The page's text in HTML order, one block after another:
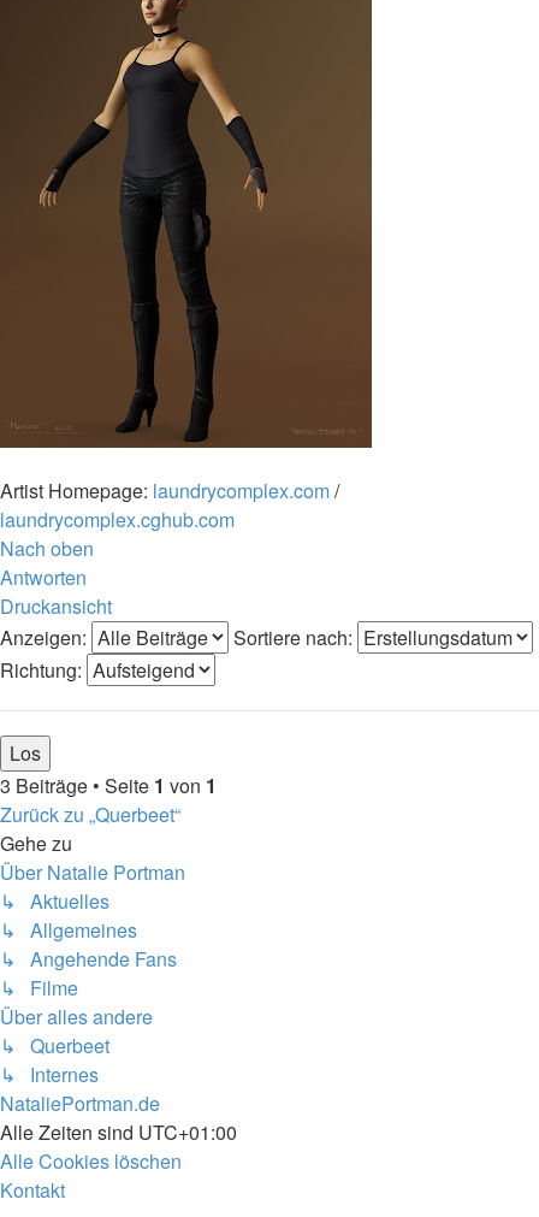
Artist Homepage: laundrycomplex.com/
laundrycomplex.cghub.com
Nach oben
Antworten
Druckansicht
Anzeigen:
Sortiere nach:
Richtung:
3 Beiträge • Seite 1 von 1
Zurück zu „Querbeet“
Gehe zu
Über Natalie Portman
↳ Aktuelles
↳ Allgemeines
↳ Angehende Fans
↳ Filme
Über alles andere
↳ Querbeet
↳ Internes
NataliePortman.de
Alle Zeiten sind UTC+01:00
Alle Cookies löschen
Kontakt